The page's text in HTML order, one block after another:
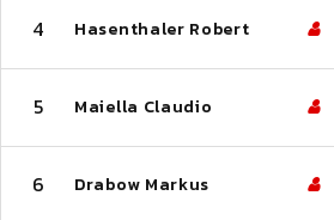
4 Hasenthaler Robert
5 Maiella Claudio
6 Drabow Markus